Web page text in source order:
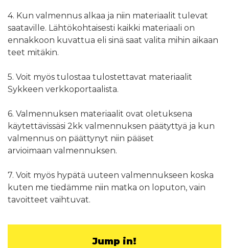
4. Kun valmennus alkaa ja niin materiaalit tulevat
saataville. Lähtökohtaisesti kaikki materiaali on
ennakkoon kuvattua eli sinä saat valita mihin aikaan
teet mitäkin.
5. Voit myös tulostaa tulostettavat materiaalit
Sykkeen verkkoportaalista.
6. Valmennuksen materiaalit ovat oletuksena
käytettävissäsi 2kk valmennuksen päätyttyä ja kun
valmennus on päättynyt niin pääset
arvioimaan valmennuksen.
7. Voit myös hypätä uuteen valmennukseen koska
kuten me tiedämme niin matka on loputon, vain
tavoitteet vaihtuvat.
Jump in!